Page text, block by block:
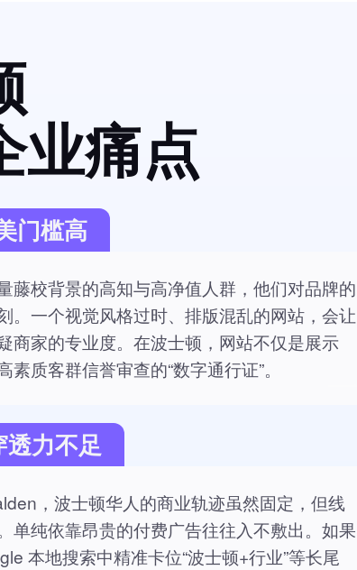
业痛点
门槛高
藤校背景的高知与高净值人群，他们对品牌的
。一个视觉风格过时、排版混乱的网站，会让
商家的专业度。在波士顿，网站不仅是展示
质客群信誉审查的“数字通行证”。
透力不足
，波士顿华人的商业轨迹虽然固定，但线
单纯依靠昂贵的付费广告往往入不敷出。如果
本地搜索中精准卡位“波士顿+行业”等长尾